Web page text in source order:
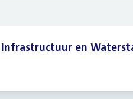
en